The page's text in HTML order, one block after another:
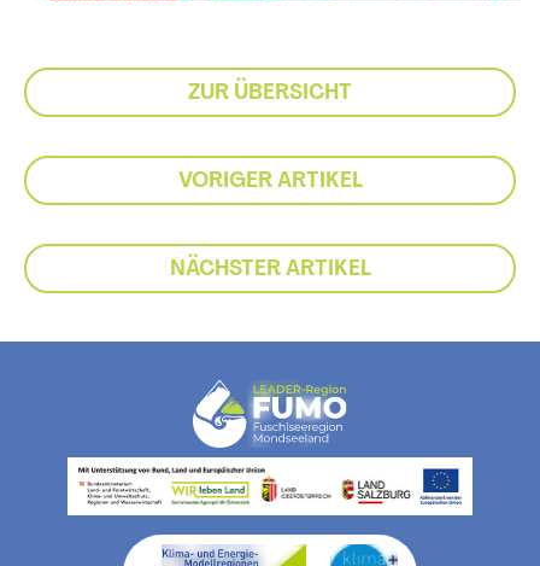
ZUR ÜBERSICHT
VORIGER ARTIKEL
NÄCHSTER ARTIKEL